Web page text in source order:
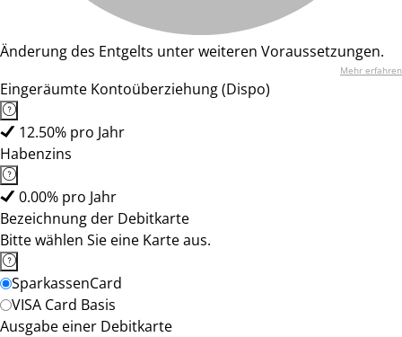
Änderung des Entgelts unter weiteren Voraussetzungen.
Mehr erfahren
Eingeräumte Kontoüberziehung (Dispo)
12.50% pro Jahr
Habenzins
0.00% pro Jahr
Bezeichnung der Debitkarte
Bitte wählen Sie eine Karte aus.
SparkassenCard
VISA Card Basis
Ausgabe einer Debitkarte